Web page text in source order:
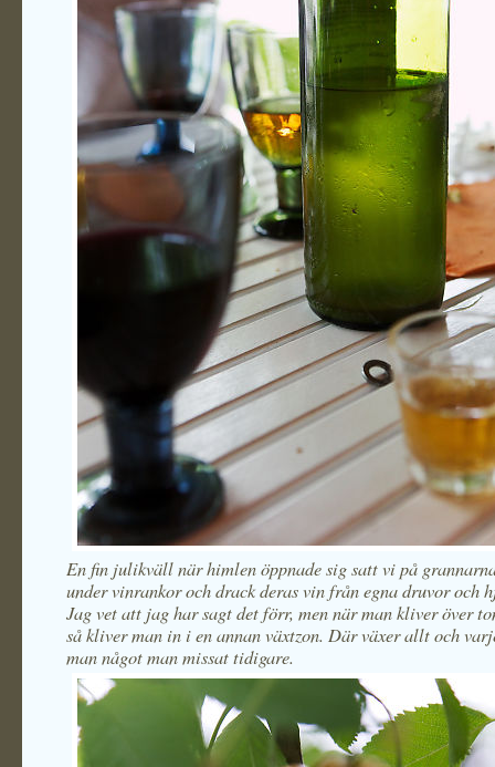
En fin julikväll när himlen öppnade sig satt vi på
under vinrankor och drack deras vin från egna druvor och
Jag vet att jag har sagt det förr, men när man kliver över
så kliver man in i en annan växtzon. Där växer allt och
man något man missat tidigare.